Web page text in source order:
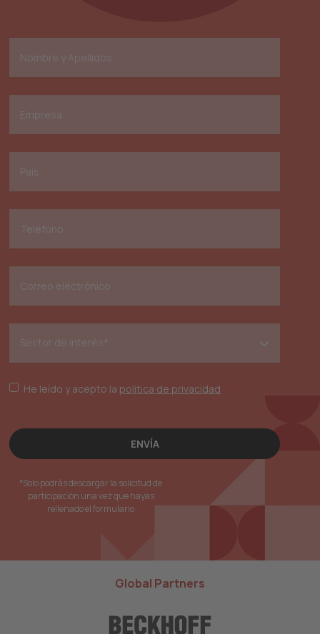
He leído y acepto la política de privacidad
*Solo podrás descargar la solicitud de
participación una vez que hayas
rellenado el formulario
Global Partners